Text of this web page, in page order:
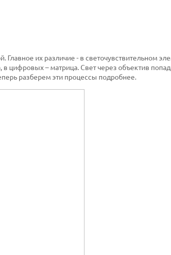
их различие - в светочувствительном
цифровых – матрица. Свет через объектив
разберем эти процессы подробнее.